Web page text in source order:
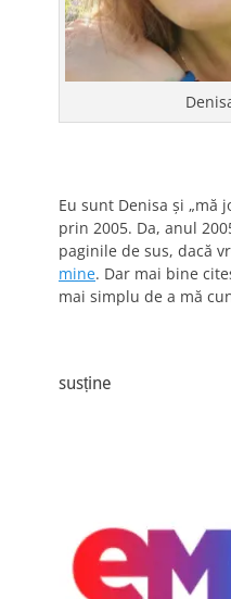
Eu sunt Denisa și „mă
prin 2005. Da, anul
paginile de sus, dacă
mine. Dar mai bine
mai simplu de a mă
susține